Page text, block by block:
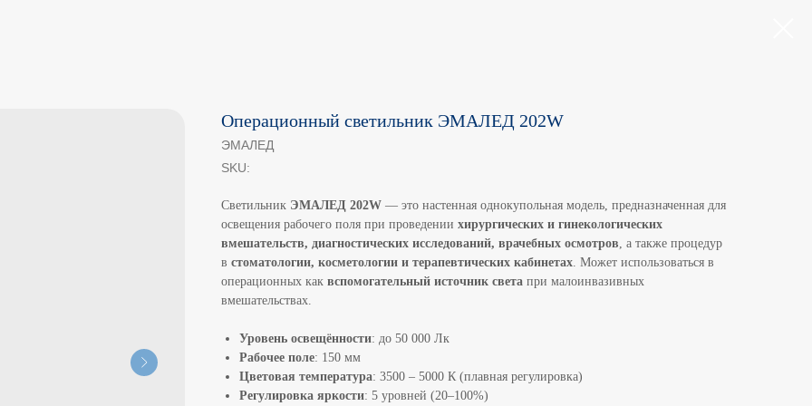
Операционный светильник ЭМАЛЕД 202W
ЭМАЛЕД
SKU:
Светильник ЭМАЛЕД 202W — это настенная однокупольная модель, предназначенная для
освещения рабочего поля при проведении хирургических и гинекологических
вмешательств, диагностических исследований, врачебных осмотров, а также процедур
в стоматологии, косметологии и терапевтических кабинетах. Может использоваться в
операционных как вспомогательный источник света при малоинвазивных
вмешательствах.
Уровень освещённости: до 50 000 Лк
Рабочее поле: 150 мм
Цветовая температура: 3500 – 5000 К (плавная регулировка)
Регулировка яркости: 5 уровней (20–100%)